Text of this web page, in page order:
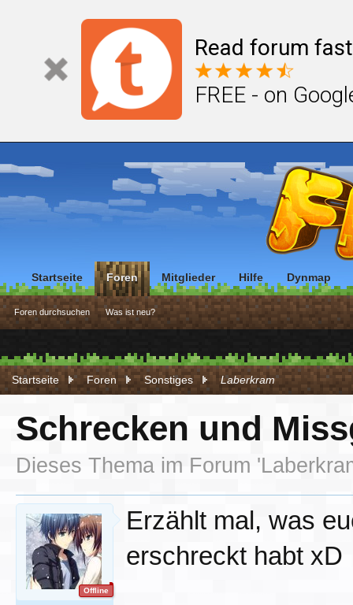
Read forum
FREE - on
Startseite Foren Sonstiges Laberkram
Schrecken und
Dieses Thema im Forum '
Offline
Erzählt mal, was
erschreckt habt xD
Startseite Foren
Foren durchsuchen Was ist neu?
Mitglieder Hilfe Dynmap